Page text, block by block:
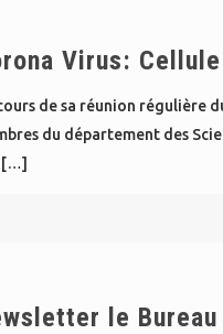
Virus:
de sa réunion régulière
du département des
le Bureau